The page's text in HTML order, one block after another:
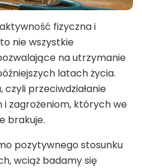
fizyczna i
nie wszystkie
na utrzymanie
latach życia.
przeciwdziałanie
zagrożeniom, których we
brakuje.
pozytywnego stosunku
wciąż badamy się